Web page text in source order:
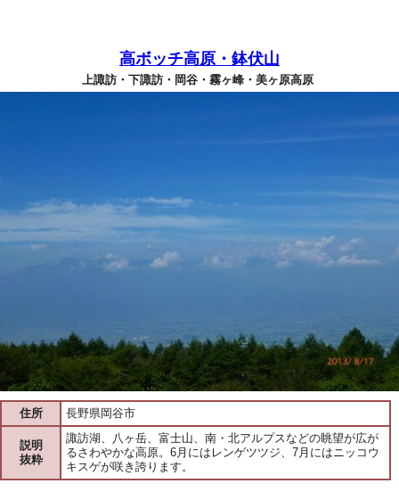
高ボッチ高原・鉢伏山
上諏訪・下諏訪・岡谷・霧ヶ峰・美ヶ原高原
住所 長野県岡谷市
説明
抜粋
諏訪湖、八ヶ岳、富士山、南・北アルプスなどの眺望が広が
るさわやかな高原。6月にはレンゲツツジ、7月にはニッコウ
キスゲが咲き誇ります。